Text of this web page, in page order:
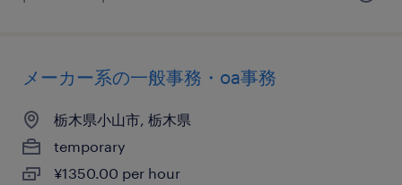
メーカー系の一般事務・oa事務
栃木県小山市, 栃木県
temporary
¥1350.00 per hour